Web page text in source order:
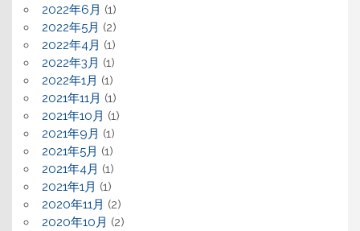
2022年6月 (1)
2022年5月 (2)
2022年4月 (1)
2022年3月 (1)
2022年1月 (1)
2021年11月 (1)
2021年10月 (1)
2021年9月 (1)
2021年5月 (1)
2021年4月 (1)
2021年1月 (1)
2020年11月 (2)
2020年10月 (2)